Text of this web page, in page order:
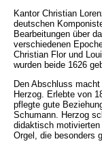
Kantor Christian
deutschen
Bearbeitungen über
verschiedenen
Christian Flor und
wurden beide 1626
Den Abschluss
Herzog. Erlebte von
pflegte gute
Schumann. Herzog
didaktisch
Orgel, die besonders